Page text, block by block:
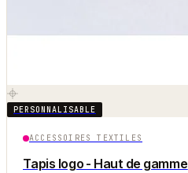
PERSONNALISABLE
ACCESSOIRES TEXTILES
Tapis logo - Haut de gamme